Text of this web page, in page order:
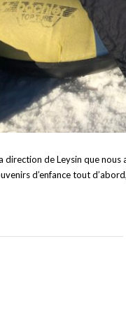
direction de Leysin que
d’enfance tout